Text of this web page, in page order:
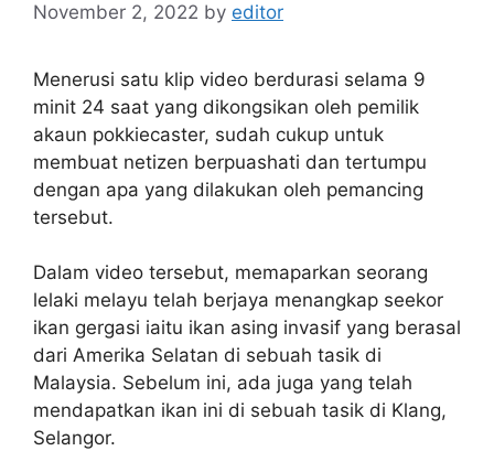
November 2, 2022 by editor
Menerusi satu klip video berdurasi selama 9
minit 24 saat yang dikongsikan oleh pemilik
akaun pokkiecaster, sudah cukup untuk
membuat netizen berpuashati dan tertumpu
dengan apa yang dilakukan oleh pemancing
tersebut.
Dalam video tersebut, memaparkan seorang
lelaki melayu telah berjaya menangkap seekor
ikan gergasi iaitu ikan asing invasif yang berasal
dari Amerika Selatan di sebuah tasik di
Malaysia. Sebelum ini, ada juga yang telah
mendapatkan ikan ini di sebuah tasik di Klang,
Selangor.